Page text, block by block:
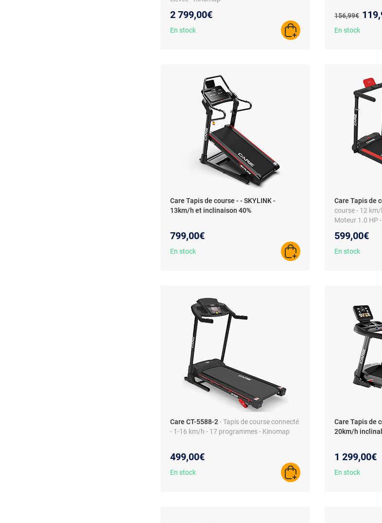
2 799,00€
En stock
AJOUTER AU PANIER
Ancien prix :
156,99€
En stock
Care Tapis de course - - SKYLINK -
13km/h et inclinaison 40%
799,00€
En stock
AJOUTER AU PANIER
Care Tapis de
course - 12
Moteur 1.0 HP
599,00€
En stock
Care CT-5588-2- Tapis de course connecté
- 1-16 km/h - 17 programmes - Kinomap
499,00€
En stock
AJOUTER AU PANIER
Care Tapis de
20km/h
1 299,00€
En stock